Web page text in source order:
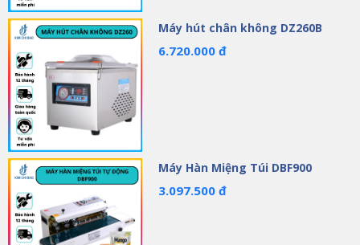
Máy hút chân không DZ260B
6.720.000 đ
Máy Hàn Miệng Túi DBF900
3.097.500 đ